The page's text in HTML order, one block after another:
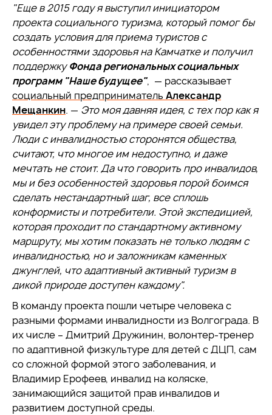
"Еще в 2015 году я выступил инициатором
проекта социального туризма, который помог бы
создать условия для приема туристов с
особенностями здоровья на Камчатке и получил
поддержкуФонда региональных социальных
программ "Наше будущее", — рассказывает
социальный предприниматель Александр
Мещанкин. — Это моя давняя идея, с тех пор как я
увидел эту проблему на примере своей семьи.
Люди с инвалидностью сторонятся общества,
считают, что многое им недоступно, и даже
мечтать не стоит. Да что говорить про инвалидов,
мы и без особенностей здоровья порой боимся
сделать нестандартный шаг, все сплошь
конформисты и потребители. Этой экспедицией,
которая проходит по стандартному активному
маршруту, мы хотим показать не только людям с
инвалидностью, но и заложникам каменных
джунглей, что адаптивный активный туризм в
дикой природе доступен каждому".
В команду проекта пошли четыре человека с
разными формами инвалидности из Волгограда. В
их числе – Дмитрий Дружинин, волонтер-тренер
по адаптивной физкультуре для детей с ДЦП, сам
со сложной формой этого заболевания, и
Владимир Ерофеев, инвалид на коляске,
занимающийся защитой прав инвалидов и
развитием доступной среды.